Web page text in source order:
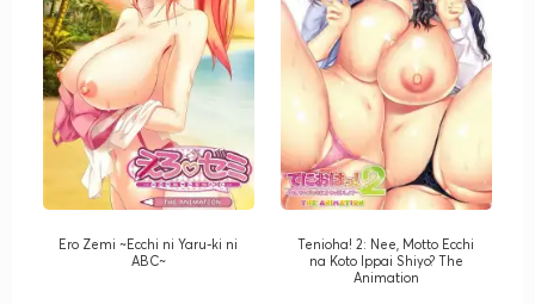
Ero Zemi ~Ecchi ni Yaru-ki ni
ABC~
Tenioha! 2: Nee, Motto Ecchi
na Koto Ippai Shiyo? The
Animation